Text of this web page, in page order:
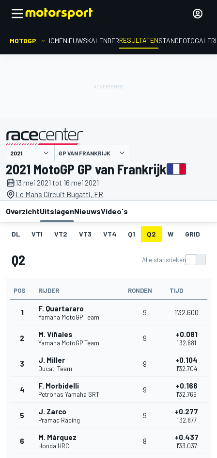
MOTOGP HOMENIEUWSKALENDERRESULTATENSTAND
gepresenteerd door GP VAN FRANKRIJK
2021 MotoGP GP van Frankrijk
13 mei 2021 tot 16 mei 2021
Le Mans Circuit Bugatti, FR
OverzichtUitslagenNieuwsVideo's
DL VT1 VT2 VT3 VT4 Q1 Q2 W GRID
Q2 Alle statistieken
POS RIJDER RONDEN TIJD
1 F. Quartararo
Yamaha MotoGP Team
9 1'32.600
2 M. Viñales
Yamaha MotoGP Team
9 +0.081
1'32.681
3 J. Miller
Ducati Team
9 +0.104
1'32.704
4 F. Morbidelli
Petronas Yamaha SRT
9 +0.166
1'32.766
5 J. Zarco
Pramac Racing
9 +0.277
1'32.877
6 M. Márquez
Honda HRC
8 +0.437
1'33.037